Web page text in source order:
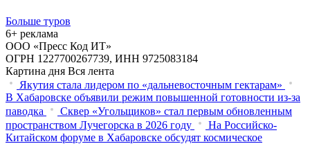
Больше туров
6+ реклама
ООО «Пресс Код ИТ»
ОГРН 1227700267739, ИНН 9725083184
Картина дня Вся лента
Якутия стала лидером по «дальневосточным гектарам»
В Хабаровске объявили режим повышенной готовности из‑за
паводка
Сквер «Угольщиков» стал первым обновленным
пространством Лучегорска в 2026 году
На Российско-
Китайском форуме в Хабаровске обсудят космическое